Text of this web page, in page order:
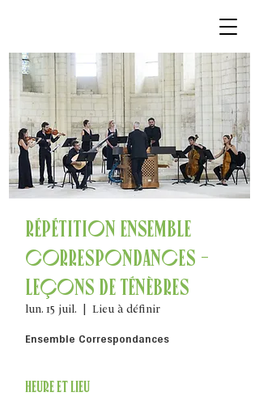
Répétition Ensemble
Correspondances -
Leçons de Ténèbres
lun. 15 juil. Lieu à définir
Ensemble Correspondances
Heure et lieu